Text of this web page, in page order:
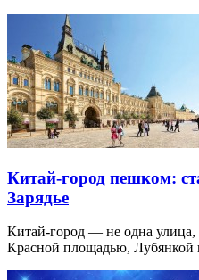
Китай-город пешком:
Зарядье
Китай-город — не одна
Красной площадью, Лубянкой